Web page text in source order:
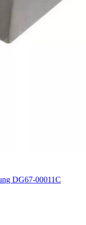
DG67-00011C